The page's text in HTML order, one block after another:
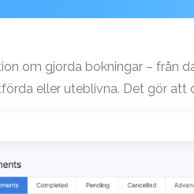
om gjorda bokningar – från
eller uteblivna. Det gör